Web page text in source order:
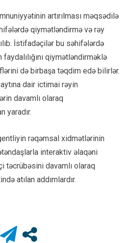
artırılması məqsədilə
qiymətləndirmə və rəy
İstifadəçilər bu səhifələrdə
qiymətləndirməklə
də birbaşa təqdim edə bilirlər.
dair ictimai rəyin
davamlı olaraq
yaradır.
rəqəmsal xidmətlərinin
interaktiv əlaqəni
təcrübəsini davamlı olaraq
atılan addımlardır.